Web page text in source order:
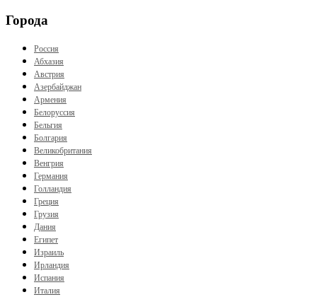
Города
Россия
Абхазия
Австрия
Азербайджан
Армения
Белоруссия
Бельгия
Болгария
Великобритания
Венгрия
Германия
Голландия
Греция
Грузия
Дания
Египет
Израиль
Ирландия
Испания
Италия